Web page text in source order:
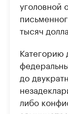
уголовной
тысяч
Категорию
до
либо